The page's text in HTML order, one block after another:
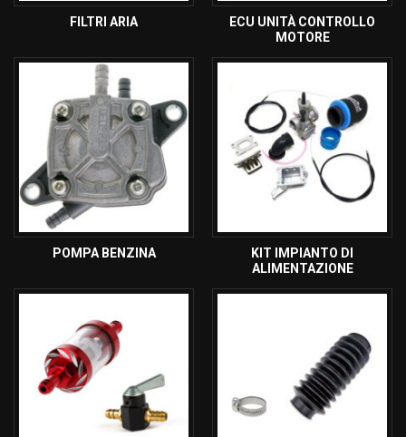
FILTRI ARIA
ECU UNITÀ CONTROLLO
MOTORE
POMPA BENZINA
KIT IMPIANTO DI
ALIMENTAZIONE